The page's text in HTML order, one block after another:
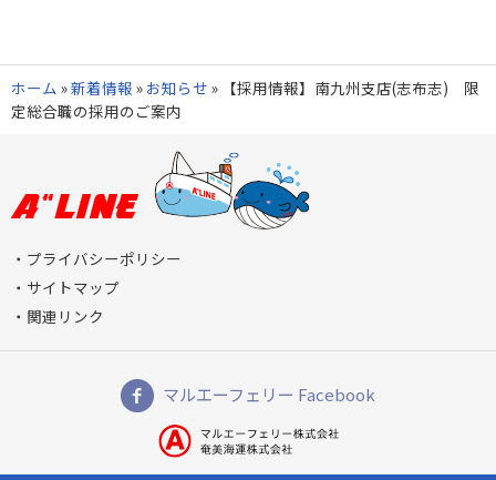
ホーム »新着情報 » お知らせ » 【採用情報】南九州支店(志布志) 限
定総合職の採用のご案内
プライバシーポリシー
サイトマップ
関連リンク
マルエーフェリー Facebook